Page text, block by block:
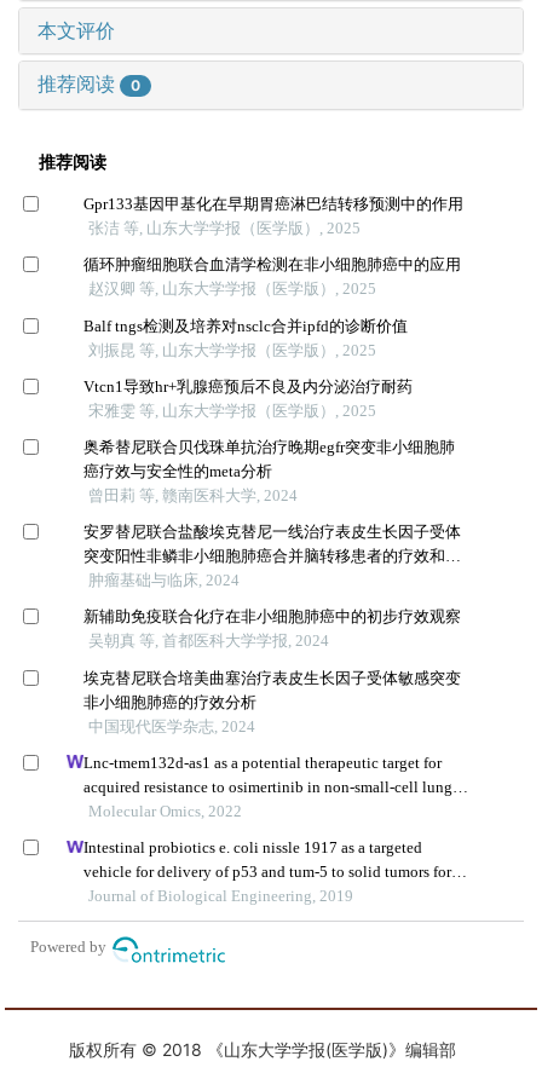
本文评价
推荐阅读 0
版权所有 © 2018 《山东大学学报(医学版)》编辑部